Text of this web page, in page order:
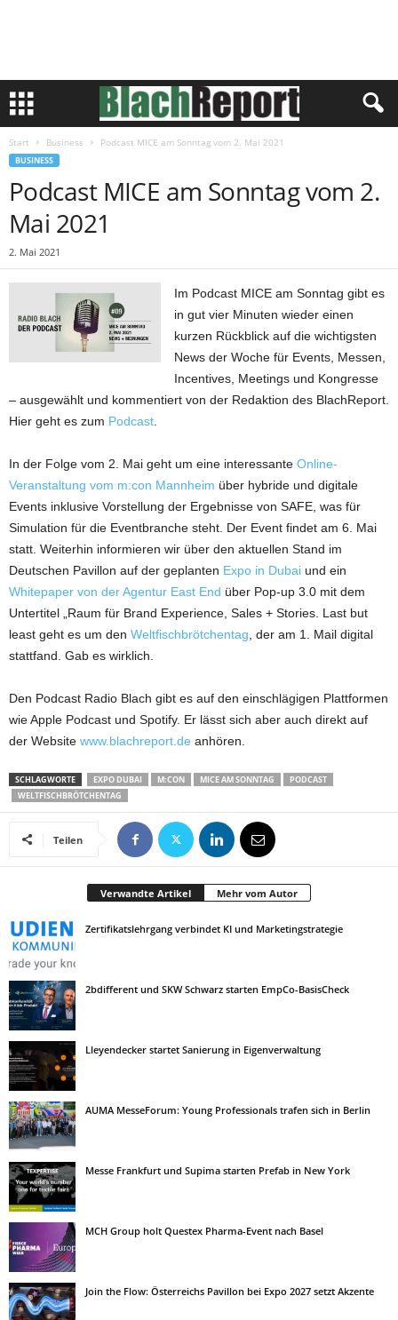
Start Business Podcast MICE am Sonntag vom 2. Mai 2021
BUSINESS
Podcast MICE am Sonntag vom 2.
Mai 2021
2. Mai 2021
Im Podcast MICE am Sonntag gibt es
in gut vier Minuten wieder einen
kurzen Rückblick auf die wichtigsten
News der Woche für Events, Messen,
Incentives, Meetings und Kongresse
– ausgewählt und kommentiert von der Redaktion des BlachReport.
Hier geht es zum Podcast
In der Folge vom 2. Mai geht um eine interessante Online-
Veranstaltung vom m:con Mannheim über hybride und digitale
Events inklusive Vorstellung der Ergebnisse von SAFE, was für
Simulation für die Eventbranche steht. Der Event findet am 6. Mai
statt. Weiterhin informieren wir über den aktuellen Stand im
Deutschen Pavillon auf der geplanten Expo in Dubai und ein
Whitepaper von der Agentur East End über Pop-up 3.0 mit dem
Untertitel „Raum für Brand Experience, Sales + Stories. Last but
least geht es um den Weltfischbrötchentag , der am 1. Mail digital
stattfand. Gab es wirklich.
Den Podcast Radio Blach gibt es auf den einschlägigen Plattformen
wie Apple Podcast und Spotify. Er lässt sich aber auch direkt auf
der Website www.blachreport.de anhören.
SCHLAGWORTE EXPO DUBAI M:CON MICE AM SONNTAG
PODCAST
WELTFISCHBRÖTCHENTAG
Teilen
Verwandte Artikel Mehr vom Autor
Zertifikatslehrgang verbindet KI und Marketingstrategie
2bdifferent und SKW Schwarz starten EmpCo-BasisCheck
Lleyendecker startet Sanierung in Eigenverwaltung
AUMA MesseForum: Young Professionals trafen sich in Berlin
Messe Frankfurt und Supima starten Prefab in New York
MCH Group holt Questex Pharma-Event nach Basel
Join the Flow: Österreichs Pavillon bei Expo 2027 setzt Akzente